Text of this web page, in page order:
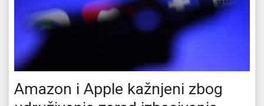
Amazon i Apple kažnjeni zbog